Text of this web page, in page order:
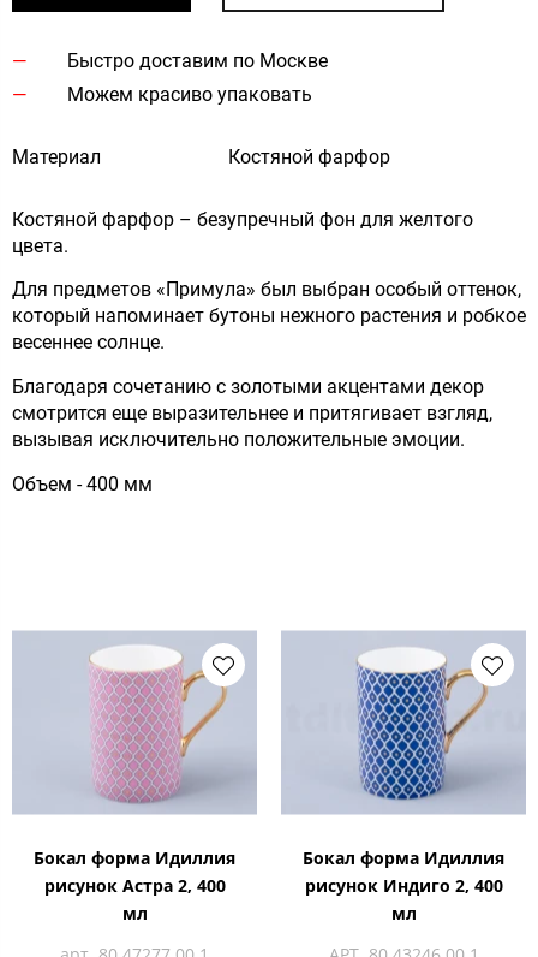
Быстро доставим по Москве
Можем красиво упаковать
Материал Костяной фарфор
Костяной фарфор – безупречный фон для желтого
цвета.
Для предметов «Примула» был выбран особый оттенок,
который напоминает бутоны нежного растения и робкое
весеннее солнце.
Благодаря сочетанию с золотыми акцентами декор
смотрится еще выразительнее и притягивает взгляд,
вызывая исключительно положительные эмоции.
Объем - 400 мм
Бокал форма Идиллия
рисунок Астра 2, 400
мл
Бокал форма Идиллия
рисунок Индиго 2, 400
мл